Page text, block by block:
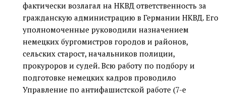
фактически возлагал на НКВД ответственность за
гражданскую администрацию в Германии НКВД. Его
уполномоченные руководили назначением
немецких бургомистров городов и районов,
сельских старост, начальников полиции,
прокуроров и судей. Всю работу по подбору и
подготовке немецких кадров проводило
Управление по антифашистской работе (7-е